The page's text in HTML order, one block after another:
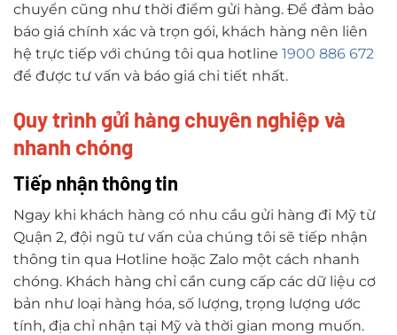
chuyển cũng như thời điểm gửi hàng. Để đảm bảo
báo giá chính xác và trọn gói, khách hàng nên liên
hệ trực tiếp với chúng tôi qua hotline 1900 886 672
để được tư vấn và báo giá chi tiết nhất.
Quy trình gửi hàng chuyên nghiệp và
nhanh chóng
Tiếp nhận thông tin
Ngay khi khách hàng có nhu cầu gửi hàng đi Mỹ từ
Quận 2, đội ngũ tư vấn của chúng tôi sẽ tiếp nhận
thông tin qua Hotline hoặc Zalo một cách nhanh
chóng. Khách hàng chỉ cần cung cấp các dữ liệu cơ
bản như loại hàng hóa, số lượng, trọng lượng ước
tính, địa chỉ nhận tại Mỹ và thời gian mong muốn.